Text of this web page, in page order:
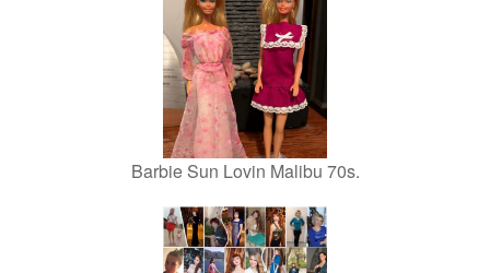
Barbie Sun Lovin Malibu 70s.